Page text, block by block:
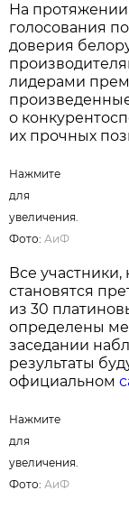
На протяжении
голосования
доверия
лидерами
о
их прочных
Нажмите
для
увеличения.
Фото:АиФ
Все
становятся
из 30
определены
заседании
результаты
официальном
Нажмите
для
увеличения.
Фото:АиФ